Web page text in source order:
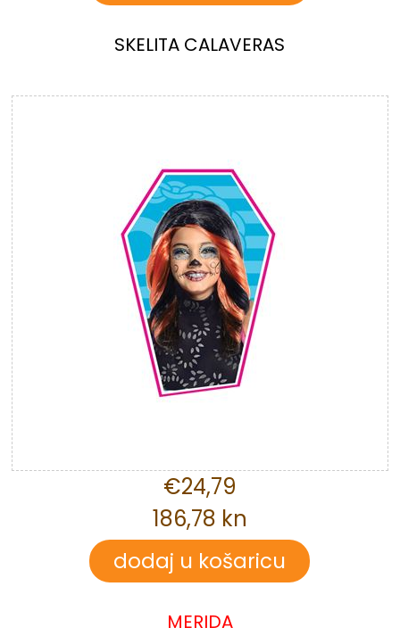
SKELITA CALAVERAS
€24,79
186,78 kn
MERIDA